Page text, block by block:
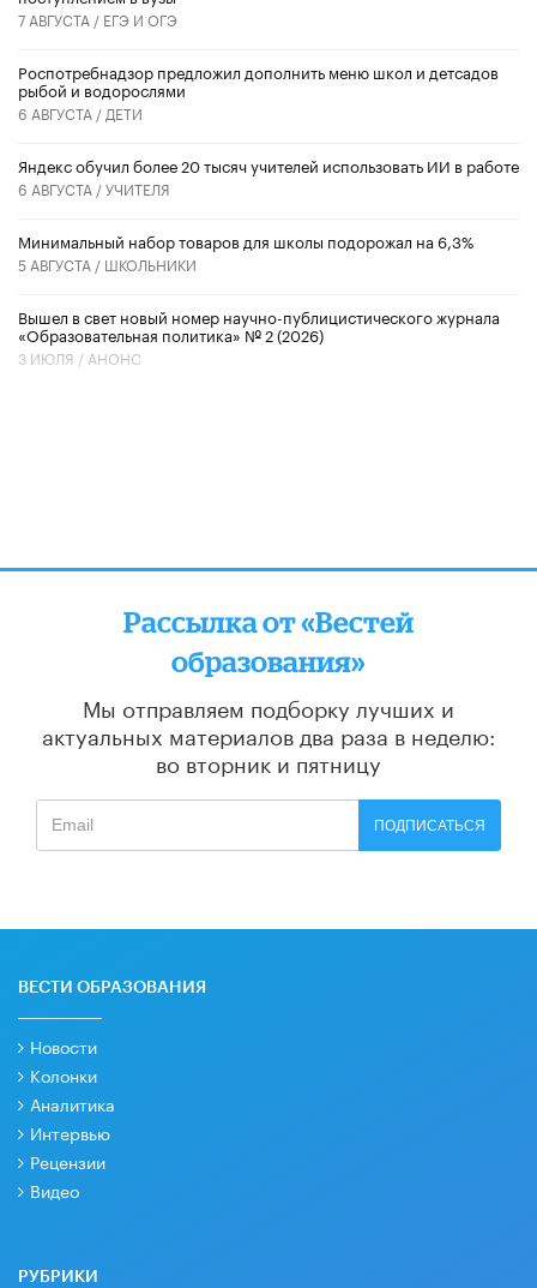
7 АВГУСТА / ЕГЭ И ОГЭ
Роспотребнадзор предложил дополнить меню школ и детсадов
рыбой и водорослями
6 АВГУСТА / ДЕТИ
​Яндекс обучил более 20 тысяч учителей использовать ИИ в работе
6 АВГУСТА /УЧИТЕЛЯ
Минимальный набор товаров для школы подорожал на 6,3%
5 АВГУСТА / ШКОЛЬНИКИ
Вышел в свет новый номер научно-публицистического журнала
«Образовательная политика» № 2 (2026)
3 ИЮЛЯ / АНОНС
Рассылка от «Вестей
образования»
Мы отправляем подборку лучших и
актуальных материалов два раза в неделю:
во вторник и пятницу
ПОДПИСАТЬСЯ
ВЕСТИ ОБРАЗОВАНИЯ
Новости
Колонки
Аналитика
Интервью
Рецензии
Видео
РУБРИКИ